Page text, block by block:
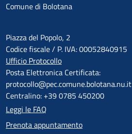
Comune di Bolotana
Piazza del Popolo, 2
Codice fiscale / P. IVA: 00052840915
Ufficio Protocollo
Posta Elettronica Certificata:
protocollo@pec.comune.bolotana.nu.it
Centralino: +39 0785 450200
Leggi le FAQ
Prenota appuntamento